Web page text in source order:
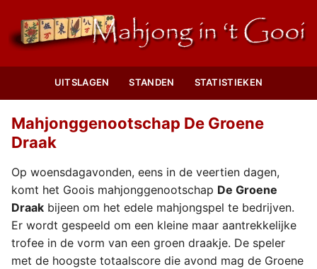
UITSLAGEN STANDEN STATISTIEKEN
Mahjonggenootschap De Groene
Draak
Op woensdagavonden, eens in de veertien dagen,
komt het Goois mahjonggenootschap De Groene
Draak bijeen om het edele mahjongspel te bedrijven.
Er wordt gespeeld om een kleine maar aantrekkelijke
trofee in de vorm van een groen draakje. De speler
met de hoogste totaalscore die avond mag de Groene